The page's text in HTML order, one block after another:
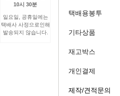
10시 30분
일요일, 공휴일에는
택배사 사정으로인해
발송되지 않습니다.
택배용봉투
기타상품
재고박스
개인결제
제작/견적문의